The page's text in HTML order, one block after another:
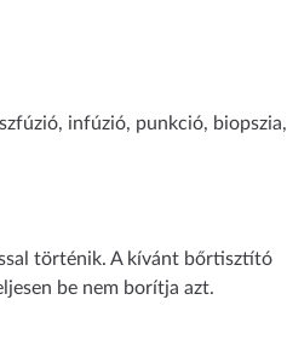
infúzió, punkció, biopszia,
történik. A kívánt bőrtisztító
be nem borítja azt.